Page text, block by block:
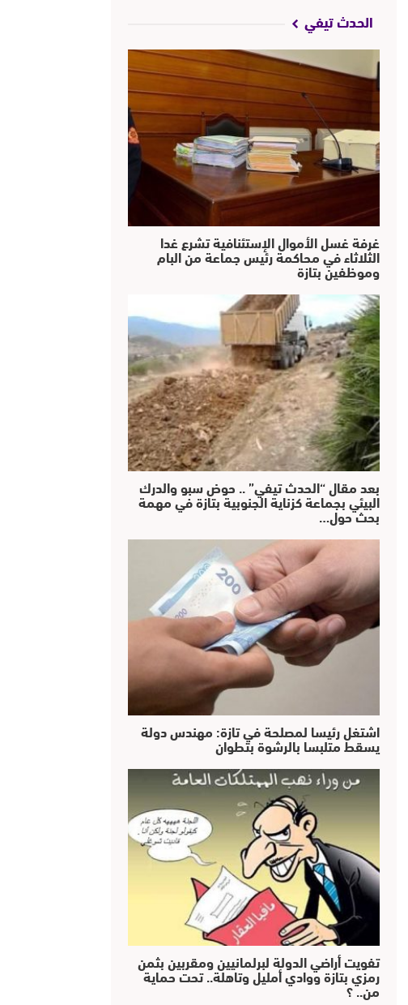
الحدث تيفي
غرفة غسل الأموال الإستئنافية تشرع غدا
الثلاثاء في محاكمة رئيس جماعة من البام
وموظفين بتازة
بعد مقال “الحدث تيفي” .. حوض سبو والدرك
البيئي بجماعة كزناية الجنوبية بتازة في مهمة
بحث حول…
اشتغل رئيسا لمصلحة في تازة: مهندس دولة
يسقط متلبسا بالرشوة بتطوان
تفويت أراضي الدولة لبرلمانيين ومقربين بثمن
رمزي بتازة ووادي أمليل وتاهلة.. تحت حماية
من.. ؟